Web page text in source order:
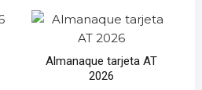
Almanaque tarjeta AT
2026